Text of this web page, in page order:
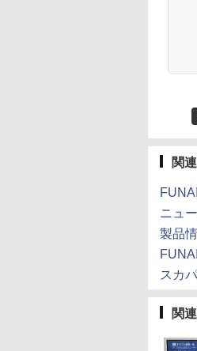
関
FUNAI
ニュ
製品
スカ
関